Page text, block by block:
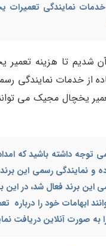
خدمات نمایندگی تعمیرات
آن شدیم تا هزینه
از خدمات نمایندگی
یخچال مجیک می
توجه داشته باشید که
و نمایندگی رسمی این
این برند فعال شد، در این
ابهامات خود را درباره
به صورت آنلاین دریافت